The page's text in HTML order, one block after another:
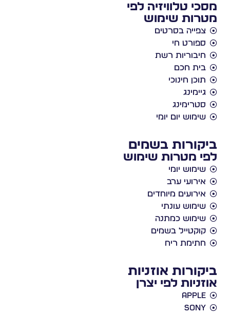
טלוויזיה לפי
שימוש
בסרטים
חי
רשת
חכם
חינוכי
יום יומי
בשמים
מטרות שימוש
יומי
ערב
מיוחדים
עונתי
כמתנה
בשמים
ריח
אוזניות
לפי יצרן